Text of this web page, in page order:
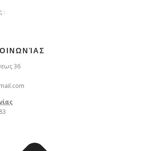
:
36